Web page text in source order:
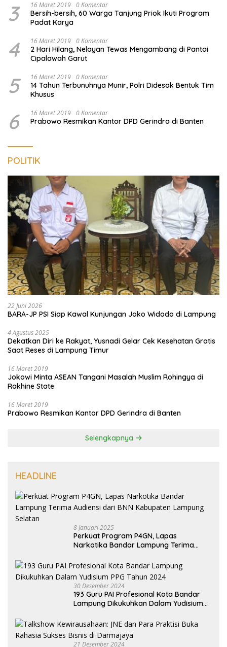
3 16 Maret 2019 0 Komentar
Bersih-bersih, 60 Warga Tanjung Priok Ikuti Program
Padat Karya
4 16 Maret 2019 0 Komentar
2 Hari Hilang, Nelayan Tewas Mengambang di Pantai
Cipalawah Garut
5 16 Maret 2019 0 Komentar
14 Tahun Terbunuhnya Munir, Polri Didesak Bentuk Tim
Khusus
6 16 Maret 2019 0 Komentar
Prabowo Resmikan Kantor DPD Gerindra di Banten
POLITIK
22 Juni 2026
BARA-JP PSI Siap Kawal Kunjungan Joko Widodo di Lampung
4 Agustus 2025
Dekatkan Diri ke Rakyat, Yusnadi Gelar Cek Kesehatan Gratis
Saat Reses di Lampung Timur
16 Maret 2019
Jokowi Minta ASEAN Tangani Masalah Muslim Rohingya di
Rakhine State
16 Maret 2019
Prabowo Resmikan Kantor DPD Gerindra di Banten
Selengkapnya
HEADLINE
8 Januari 2025
Perkuat Program P4GN, Lapas
Narkotika Bandar Lampung Terima
Selatan
30 Desember 2024
193 Guru PAI Profesional Kota Bandar
Lampung Dikukuhkan Dalam Yudisium
21 Desember 2024